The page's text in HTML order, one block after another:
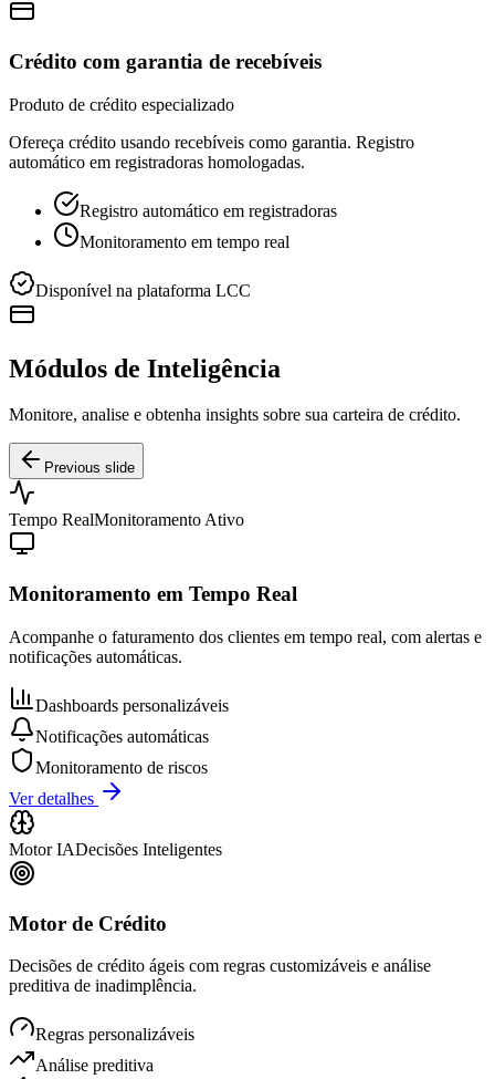
Crédito com garantia de recebíveis
Produto de crédito especializado
Ofereça crédito usando recebíveis como garantia. Registro
automático em registradoras homologadas.
Registro automático em registradoras
Monitoramento em tempo real
Disponível na plataforma LCC
Módulos de Inteligência
Monitore, analise e obtenha insights sobre sua carteira de crédito.
Previous slide
Tempo RealMonitoramento Ativo
Monitoramento em Tempo Real
Acompanhe o faturamento dos clientes em tempo real, com alertas e
notificações automáticas.
Dashboards personalizáveis
Notificações automáticas
Monitoramento de riscos
Ver detalhes
Motor IADecisões Inteligentes
Motor de Crédito
Decisões de crédito ágeis com regras customizáveis e análise
preditiva de inadimplência.
Regras personalizáveis
Análise preditiva